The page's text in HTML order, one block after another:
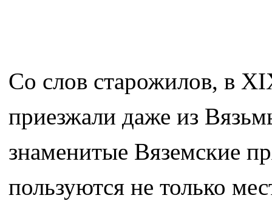
Со слов старожилов, в
приезжали даже из
знаменитые Вяземские
пользуются не только